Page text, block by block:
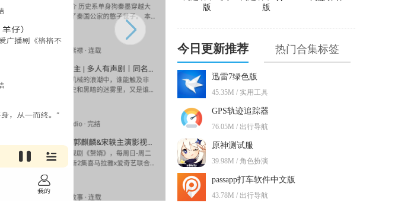
版
版
今日更新推荐 热门合集标签
迅雷7绿色版
45.35M / 实用工具
GPS轨迹追踪器
76.05M / 出行导航
原神测试服
39.98M / 角色扮演
passapp打车软件中文版
43.78M / 出行导航